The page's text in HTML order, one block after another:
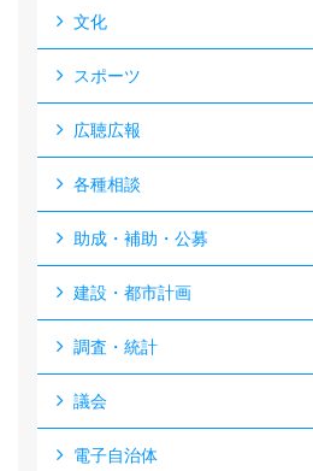
文化
スポーツ
広聴広報
各種相談
助成・補助・公募
建設・都市計画
調査・統計
議会
電子自治体